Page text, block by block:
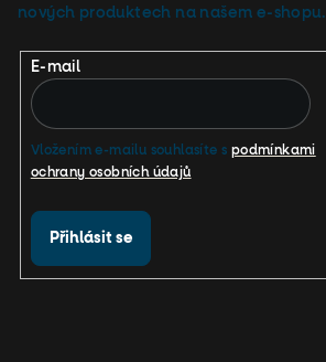
nových produktech na našem e-shopu.
E-mail
Vložením e-mailu souhlasíte s podmínkami
ochrany osobních údajů
Přihlásit se